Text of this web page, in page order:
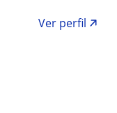
Ver perfil